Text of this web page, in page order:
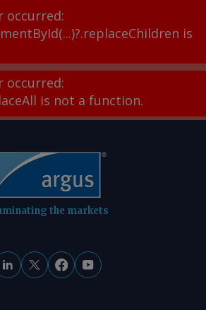
occurred:
is
occurred:
is not a function.
the markets